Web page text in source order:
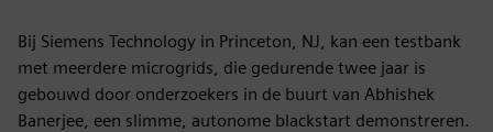
Bij Siemens Technology in Princeton, NJ, kan een testbank
met meerdere microgrids, die gedurende twee jaar is
gebouwd door onderzoekers in de buurt van Abhishek
Banerjee, een slimme, autonome blackstart demonstreren.